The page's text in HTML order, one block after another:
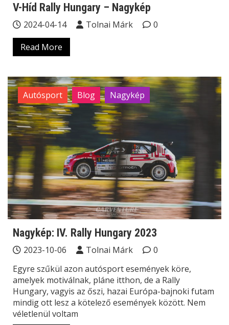
V-Híd Rally Hungary – Nagykép
2024-04-14 Tolnai Márk
0
Read More
Autósport Blog Nagykép
Nagykép: IV. Rally Hungary 2023
2023-10-06 Tolnai Márk
0
Egyre szűkül azon autósport események köre,
amelyek motiválnak, pláne itthon, de a Rally
Hungary, vagyis az őszi, hazai Európa-bajnoki futam
mindig ott lesz a kötelező események között. Nem
véletlenül voltam